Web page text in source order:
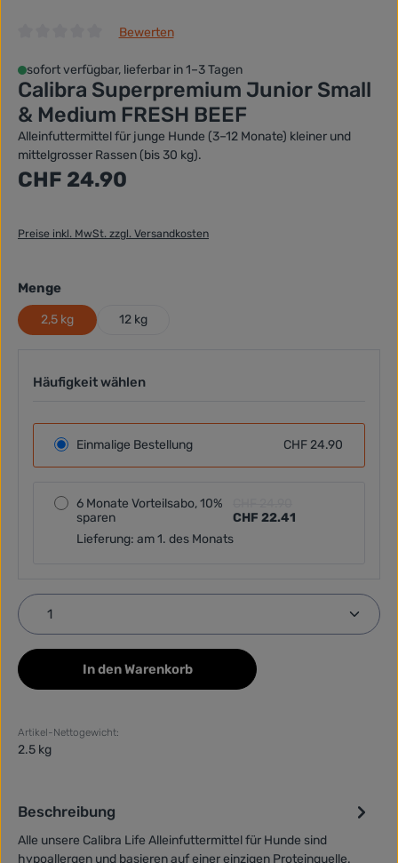
Bewerten
sofort verfügbar, lieferbar in 1–3 Tagen
Calibra Superpremium Junior Small
& Medium FRESH BEEF
Alleinfuttermittel für junge Hunde (3–12 Monate) kleiner und
mittelgrosser Rassen (bis 30 kg).
Regulärer Preis:
CHF 24.90
Preise inkl. MwSt. zzgl. Versandkosten
Mengeauswählen
2,5 kg 12 kg
Häufigkeit wählen
Einmalige Bestellung CHF 24.90
6 Monate Vorteilsabo, 10%
sparen
CHF 22.41
Lieferung: am 1. des Monats
Produkt Anzahl: Gib den gewünschten Wert ein
In den Warenkorb
Artikel-Nettogewicht:
2.5 kg
Beschreibung
Alle unsere Calibra Life Alleinfuttermittel für Hunde sind
hypoallergen und basieren auf einer einzigen Proteinquelle.